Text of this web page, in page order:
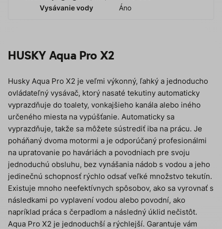
Vysávanie vody
Áno
HUSKY Aqua Pro X2
Husky Aqua Pro X2 je veľmi výkonný, ľahký a jednoducho
ovládateľný vysávač, ktorý nasaté tekutiny automaticky
vyprazdňuje do toalety, vonkajšieho kanála alebo iného
určeného miesta na vypúšťanie. Automaticky sa
vyprazdňuje, takže sa môžete sústrediť iba na prácu. Je
poháňaný dvoma motormi a je odporúčaný profesionálmi
na upratovanie po haváriách a povodniach pre svoju
jednoduchú obsluhu, bez vynášania nádob s vodou a jeho
jedinečnú schopnosť rýchlo odsať veľké množstvo tekutín.
Existuje mnoho neefektívnych spôsobov, ako sa vyrovnať s
následkami po vyplavení vodou alebo povodní, ako
napríklad práca s čerpadlom a následný úklid nečistôt.
Aqua Pro X2 je jednoduchší a rýchlejší. Garantuje vám